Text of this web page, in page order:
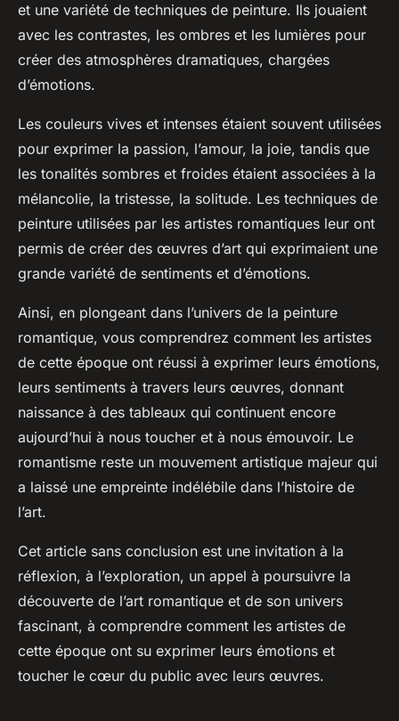
et une variété de techniques de peinture. Ils jouaient
avec les contrastes, les ombres et les lumières pour
créer des atmosphères dramatiques, chargées
d’émotions.
Les couleurs vives et intenses étaient souvent utilisées
pour exprimer la passion, l’amour, la joie, tandis que
les tonalités sombres et froides étaient associées à la
mélancolie, la tristesse, la solitude. Les techniques de
peinture utilisées par les artistes romantiques leur ont
permis de créer des œuvres d’art qui exprimaient une
grande variété de sentiments et d’émotions.
Ainsi, en plongeant dans l’univers de la peinture
romantique, vous comprendrez comment les artistes
de cette époque ont réussi à exprimer leurs émotions,
leurs sentiments à travers leurs œuvres, donnant
naissance à des tableaux qui continuent encore
aujourd’hui à nous toucher et à nous émouvoir. Le
romantisme reste un mouvement artistique majeur qui
a laissé une empreinte indélébile dans l’histoire de
l’art.
Cet article sans conclusion est une invitation à la
réflexion, à l’exploration, un appel à poursuivre la
découverte de l’art romantique et de son univers
fascinant, à comprendre comment les artistes de
cette époque ont su exprimer leurs émotions et
toucher le cœur du public avec leurs œuvres.